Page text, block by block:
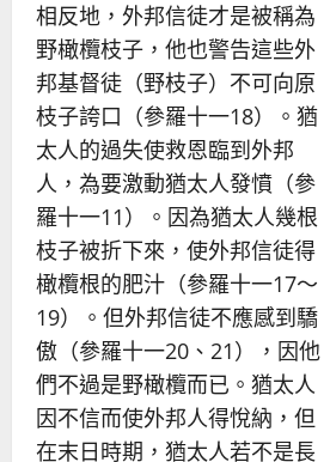
相反地，外邦信徒才是被稱為
野橄欖枝子，他也警告這些外
邦基督徒（野枝子）不可向原
枝子誇口（參羅十一18）。猶
太人的過失使救恩臨到外邦
人，為要激動猶太人發憤（參
羅十一11）。因為猶太人幾根
枝子被折下來，使外邦信徒得
橄欖根的肥汁（參羅十一17～
19）。但外邦信徒不應感到驕
傲（參羅十一20、21），因他
們不過是野橄欖而已。猶太人
因不信而使外邦人得悅納，但
在末日時期，猶太人若不是長